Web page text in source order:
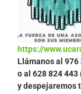
https://
Llámanos al 976
o al 628 824 443
y despejaremos